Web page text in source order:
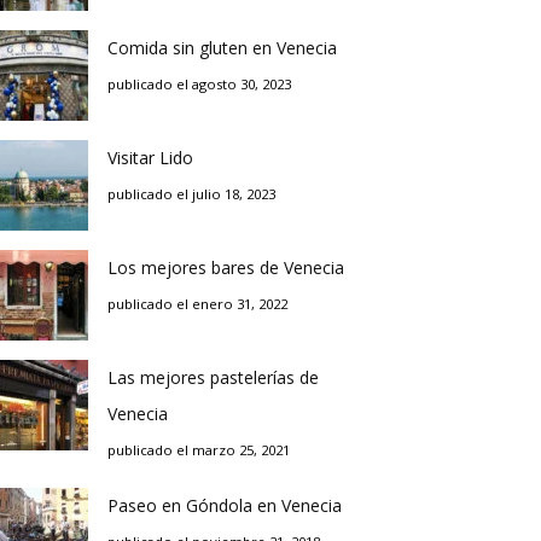
Comida sin gluten en Venecia
publicado el agosto 30, 2023
Visitar Lido
publicado el julio 18, 2023
Los mejores bares de Venecia
publicado el enero 31, 2022
Las mejores pastelerías de
Venecia
publicado el marzo 25, 2021
Paseo en Góndola en Venecia